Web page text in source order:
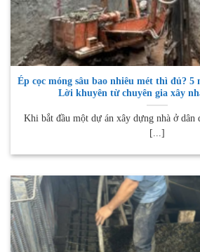
Ép cọc móng sâu bao nhiêu mét thì đủ? 5
Lời khuyên từ chuyên gia xây
Khi bắt đầu một dự án xây dựng nhà ở dân
[...]